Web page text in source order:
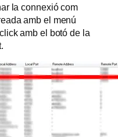
la connexió com
amb el menú
amb el botó de la